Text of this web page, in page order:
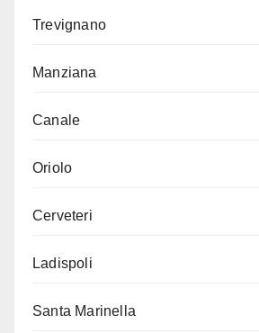
Trevignano
Manziana
Canale
Oriolo
Cerveteri
Ladispoli
Santa Marinella